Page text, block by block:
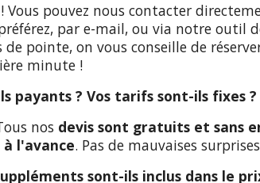
Vous pouvez nous contacter
par e-mail, ou via notre outil
pointe, on vous conseille de
minute !
payants ? Vos tarifs sont-ils fixes ?
nos devis sont gratuits et sans
l'avance. Pas de mauvaises
sont-ils inclus dans le